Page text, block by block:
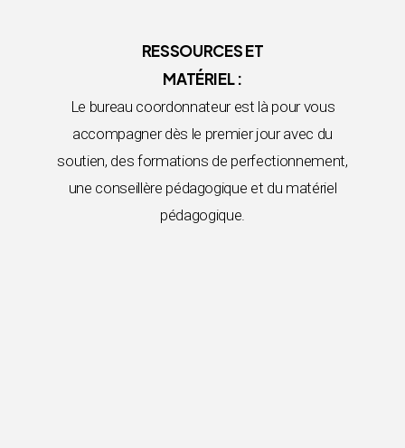
RESSOURCES ET
MATÉRIEL :
Le bureau coordonnateur est là pour vous
accompagner dès le premier jour avec du
soutien, des formations de perfectionnement,
une conseillère pédagogique et du matériel
pédagogique.